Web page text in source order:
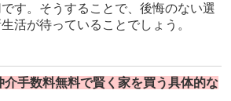
す。そうすることで、後悔のない選
活が待っていることでしょう。
介手数料無料で賢く家を買う具体的な